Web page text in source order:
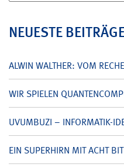
nach:
NEUESTE
ALWIN WALTHER: VOM
WIR SPIELEN
UVUMBUZI – INFORMATIK-
EIN SUPERHIRN MIT ACHT BIT